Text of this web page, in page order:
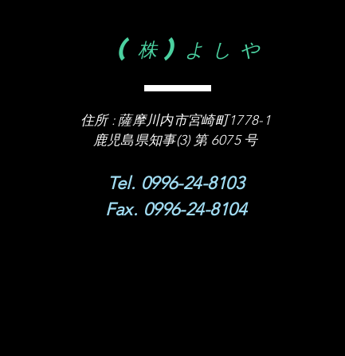
(株)よしや
住所 : 薩摩川内市宮崎町1778-1
​鹿児島県知事(3) 第 6075 号
Tel. 0996-24-8103
Fax. 0996-24-8104